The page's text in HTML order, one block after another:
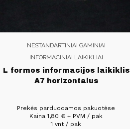
NESTANDARTINIAI GAMINIAI
INFORMACINIAI LAIKIKLIAI
L formos informacijos laikiklis
A7 horizontalus
Prekės parduodamos pakuotėse
Kaina1,80 € + PVM / pak
1 vnt / pak